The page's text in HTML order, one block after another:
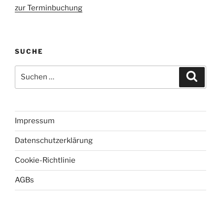
zur Terminbuchung
SUCHE
nach:
Impressum
Datenschutzerklärung
Cookie-Richtlinie
AGBs